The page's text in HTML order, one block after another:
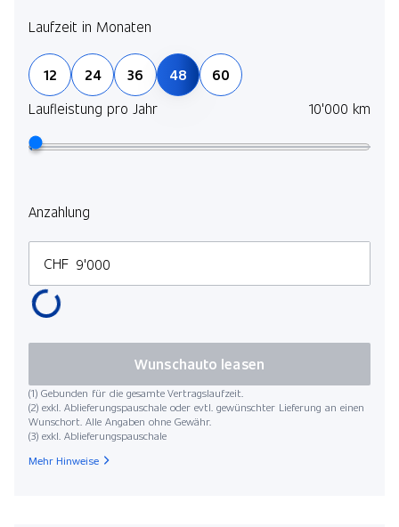
Laufzeit in Monaten
12 24 36 48
60
Laufleistung pro Jahr
10'000 km
Anzahlung
CHF
(1) Gebunden für die gesamte Vertragslaufzeit.
(2) exkl. Ablieferungspauschale oder evtl. gewünschter Lieferung an einen
Wunschort. Alle Angaben ohne Gewähr.
(3) exkl. Ablieferungspauschale
Wunschauto leasen
Mehr Hinweise